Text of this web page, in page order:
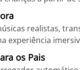
realistas,
experiência
os Pais